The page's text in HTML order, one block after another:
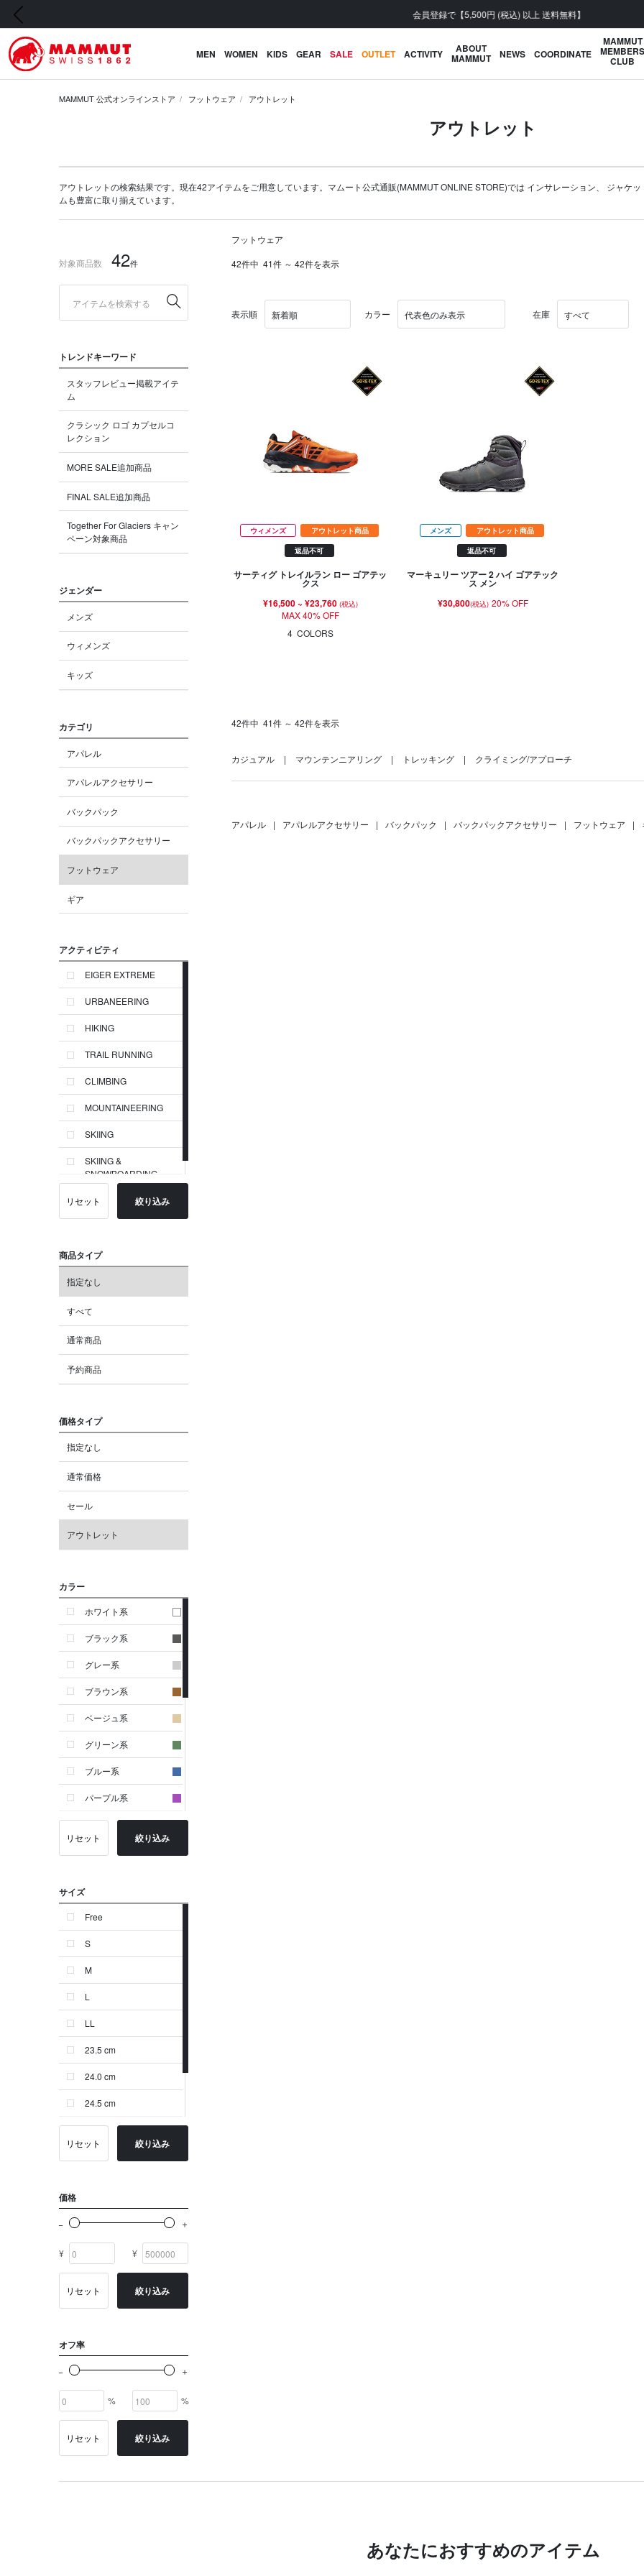
会員登録で【5,500円 (税込) 以上 送料無料】
前の画像
MEN WOMEN KIDS GEAR SALE OUTLET ACTIVITY ABOUT
MAMMUT NEWS COORDINATE
MAMMUT
MEMBERS
CLUB
MAMMUT 公式オンラインストア フットウェア アウトレット
アウトレット
アウトレットの検索結果です。現在42アイテムをご用意しています。マムート公式通販(MAMMUT ONLINE STORE)では インサレーション ジャケッ
ムも豊富に取り揃えています。
対象商品数 42件
トレンドキーワード
スタッフレビュー掲載アイテ
ム
クラシック ロゴ カプセルコ
レクション
MORE SALE追加商品
FINAL SALE追加商品
Together For Glaciers キャン
ペーン対象商品
ジェンダー
メンズ
ウィメンズ
キッズ
カテゴリ
アパレル
アパレルアクセサリー
バックパック
バックパックアクセサリー
フットウェア
ギア
アクティビティ
EIGER EXTREME
URBANEERING
HIKING
TRAIL RUNNING
CLIMBING
MOUNTAINEERING
SKIING
SKIING &
SNOWBOARDING
リセット 絞り込み
商品タイプ
指定なし
すべて
通常商品
予約商品
価格タイプ
指定なし
通常価格
セール
アウトレット
カラー
ホワイト系
ブラック系
グレー系
ブラウン系
ベージュ系
グリーン系
ブルー系
パープル系
イエロー系
オレンジ系
シルバー系
ゴールド系
その他
イニシャル
OTHERS
リセット 絞り込み
サイズ
Free
S
M
L
LL
23.5 cm
24.0 cm
24.5 cm
25.0 cm
リセット 絞り込み
価格
¥ ¥
リセット 絞り込み
オフ率
% %
リセット 絞り込み
フットウェア
42件中 41件 ～ 42件を表示
表示順 カラー 在庫
ウィメンズ アウトレット商品
返品不可
サーティグ トレイルラン ロー ゴアテッ
クス
¥16,500~ ¥23,760 (税込)
MAX 40% OFF
4 COLORS
メンズ アウトレット商品
返品不可
マーキュリー ツアー 2 ハイ ゴアテック
ス メン
¥30,800(税込) 20% OFF
42件中 41件 ～ 42件を表示
カジュアル マウンテンニアリング トレッキング クライミング/アプローチ
アパレル | アパレルアクセサリー | バックパック | バックパックアクセサリー | フットウェア |
あなたにおすすめのアイテム